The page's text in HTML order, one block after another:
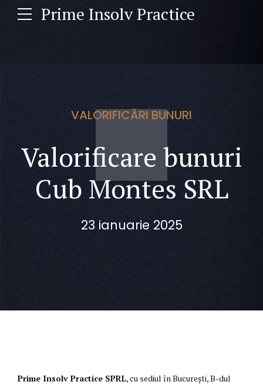
Prime Insolv Practice
VALORIFICĂRI BUNURI
Valorificare bunuri
Cub Montes SRL
23 ianuarie 2025
Prime Insolv Practice SPRL, cu sediul în București, B-dul